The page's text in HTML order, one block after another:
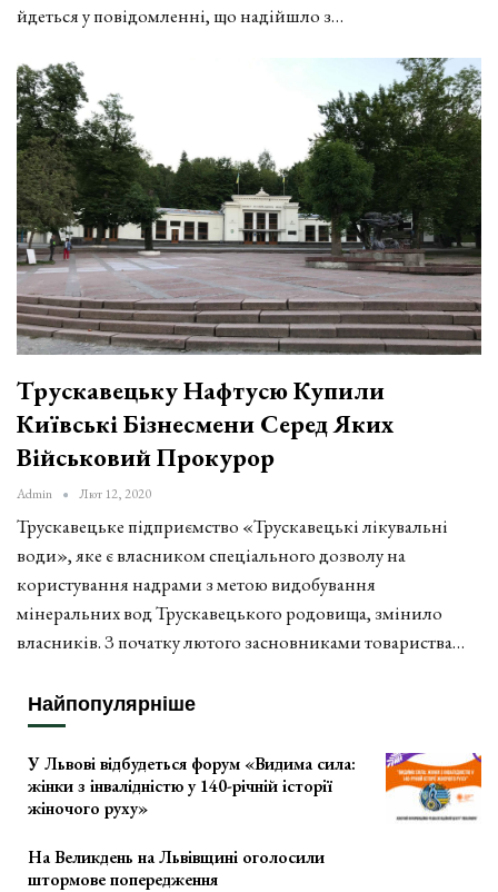
йдеться у повідомленні, що надійшло з…
Трускавецьку Нафтусю Купили
Київські Бізнесмени Серед Яких
Військовий Прокурор
Admin Лют 12, 2020
Трускавецьке підприємство «Трускавецькі лікувальні
води», яке є власником спеціального дозволу на
користування надрами з метою видобування
мінеральних вод Трускавецького родовища, змінило
власників. З початку лютого засновниками товариства…
Найпопулярніше
У Львові відбудеться форум «Видима сила:
жінки з інвалідністю у 140-річній історії
жіночого руху»
На Великдень на Львівщині оголосили
штормове попередження